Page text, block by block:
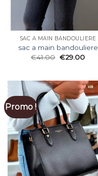
SAC A MAIN BANDOULIERE
sac a main bandouliere
€41.00 €29.00
Promo !